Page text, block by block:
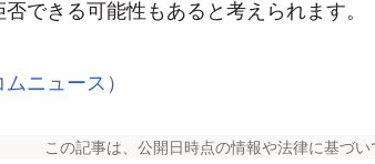
できる可能性もあると考えられます。
ニュース）
この記事は、公開日時点の情報や法律に基づい